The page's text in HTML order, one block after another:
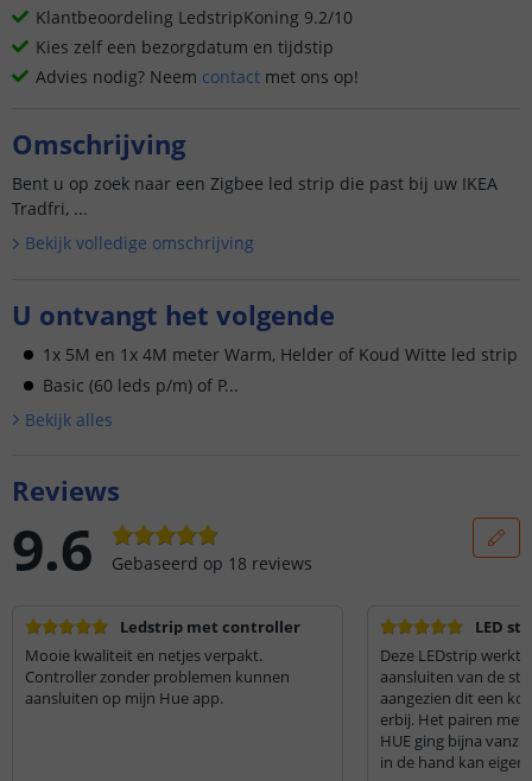
Klantbeoordeling LedstripKoning 9.2/10
Kies zelf een bezorgdatum en tijdstip
Advies nodig? Neem contact met ons op!
Omschrijving
Bent u op zoek naar een Zigbee led strip die past bij uw IKEA
Tradfri, ...
Bekijk volledige omschrijving
U ontvangt het volgende
1x 5M en 1x 4M meter Warm, Helder of Koud Witte led strip
Basic (60 leds p/m) of P...
Bekijk alles
Reviews
9.6 Gebaseerd op 18 reviews
Ledstrip met controller
Mooie kwaliteit en netjes verpakt.
Controller zonder problemen kunnen
aansluiten op mijn Hue app.
LED
Deze LEDstrip werkt
aansluiten van de
aangezien dit een
erbij. Het pairen met
HUE ging bijna
in de hand kan